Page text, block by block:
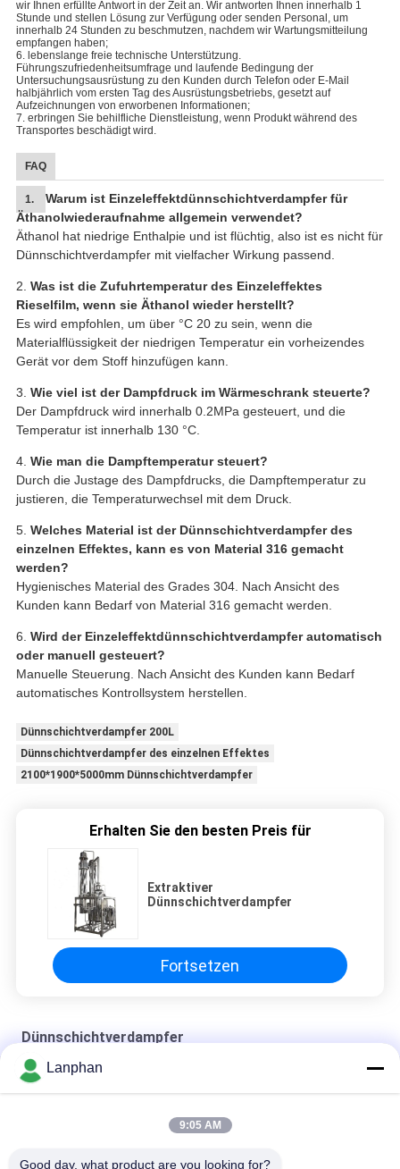
wir Ihnen erfüllte Antwort in der Zeit an. Wir antworten Ihnen innerhalb 1
Stunde und stellen Lösung zur Verfügung oder senden Personal, um
innerhalb 24 Stunden zu beschmutzen, nachdem wir Wartungsmitteilung
empfangen haben;
6. lebenslange freie technische Unterstützung.
Führungszufriedenheitsumfrage und laufende Bedingung der
Untersuchungsausrüstung zu den Kunden durch Telefon oder E-Mail
halbjährlich vom ersten Tag des Ausrüstungsbetriebs, gesetzt auf
Aufzeichnungen von erworbenen Informationen;
7. erbringen Sie behilfliche Dienstleistung, wenn Produkt während des
Transportes beschädigt wird.
FAQ
1.
Warum ist Einzeleffektdünnschichtverdampfer für
Äthanolwiederaufnahme allgemein verwendet?
Äthanol hat niedrige Enthalpie und ist flüchtig, also ist es nicht für
Dünnschichtverdampfer mit vielfacher Wirkung passend.
2. Was ist die Zufuhrtemperatur des Einzeleffektes
Rieselfilm, wenn sie Äthanol wieder herstellt?
Es wird empfohlen, um über °C 20 zu sein, wenn die
Materialflüssigkeit der niedrigen Temperatur ein vorheizendes
Gerät vor dem Stoff hinzufügen kann.
3. Wie viel ist der Dampfdruck im Wärmeschrank steuerte?
Der Dampfdruck wird innerhalb 0.2MPa gesteuert, und die
Temperatur ist innerhalb 130 °C.
4. Wie man die Dampftemperatur steuert?
Durch die Justage des Dampfdrucks, die Dampftemperatur zu
justieren, die Temperaturwechsel mit dem Druck.
5. Welches Material ist der Dünnschichtverdampfer des
einzelnen Effektes, kann es von Material 316 gemacht
werden?
Hygienisches Material des Grades 304. Nach Ansicht des
Kunden kann Bedarf von Material 316 gemacht werden.
6. Wird der Einzeleffektdünnschichtverdampfer automatisch
oder manuell gesteuert?
Manuelle Steuerung. Nach Ansicht des Kunden kann Bedarf
automatisches Kontrollsystem herstellen.
Dünnschichtverdampfer 200L
Dünnschichtverdampfer des einzelnen Effektes
2100*1900*5000mm Dünnschichtverdampfer
Erhalten Sie den besten Preis für
Extraktiver
Dünnschichtverdampfer
Fortsetzen
Dünnschichtverdampfer
Dünnschichtverdampfer 5kgh
Lanphan
9:05 AM
Good day, what product are you looking for?